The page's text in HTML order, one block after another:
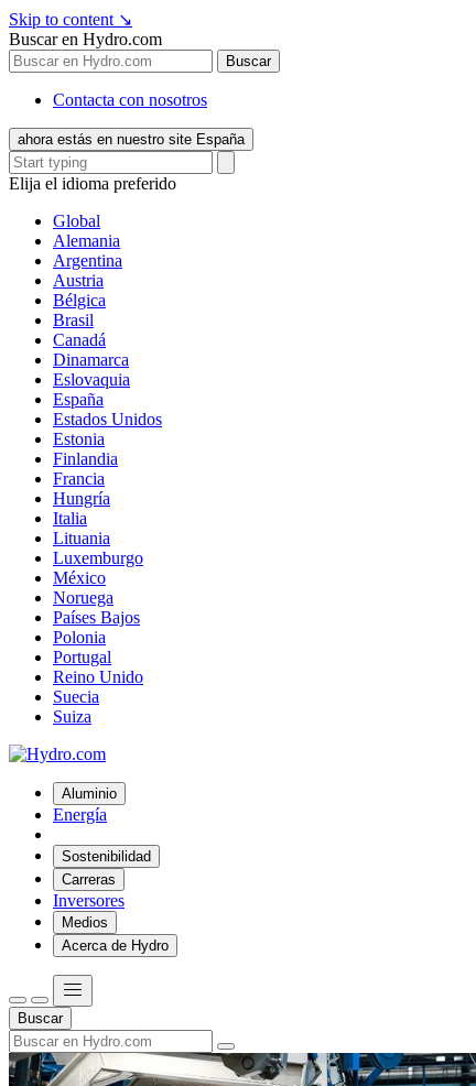
Skip to content ↘
Buscar en Hydro.com
Buscar
Contacta con nosotros
ahora estás en nuestro site España
Elija el idioma preferido
Global
Alemania
Argentina
Austria
Bélgica
Brasil
Canadá
Dinamarca
Eslovaquia
España
Estados Unidos
Estonia
Finlandia
Francia
Hungría
Italia
Lituania
Luxemburgo
México
Noruega
Países Bajos
Polonia
Portugal
Reino Unido
Suecia
Suiza
Aluminio
Energía
Sostenibilidad
Carreras
Inversores
Medios
Acerca de Hydro
Buscar